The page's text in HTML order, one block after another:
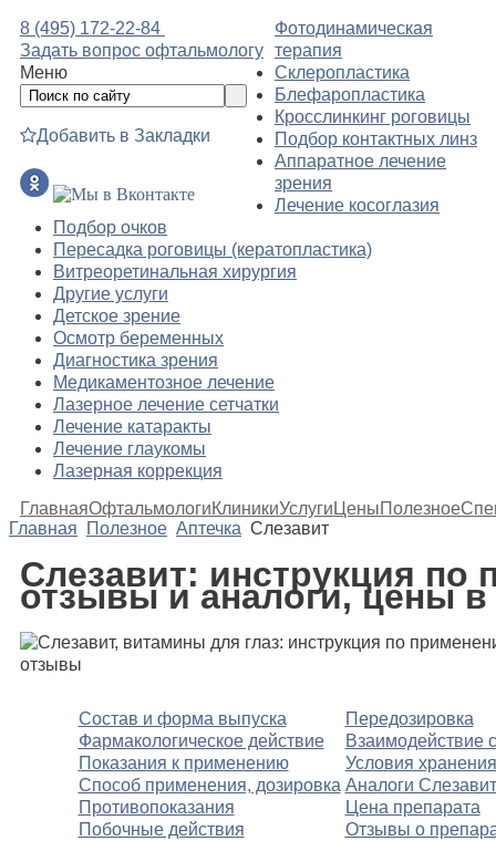
8 (495) 172-22-84
Задать вопрос офтальмологу
Меню
Добавить в Закладки
Фотодинамическая
терапия
Склеропластика
Блефаропластика
Кросслинкинг роговицы
Подбор контактных линз
Аппаратное лечение
зрения
Лечение косоглазия
Подбор очков
Пересадка роговицы (кератопластика)
Витреоретинальная хирургия
Другие услуги
Детское зрение
Осмотр беременных
Диагностика зрения
Медикаментозное лечение
Лазерное лечение сетчатки
Лечение катаракты
Лечение глаукомы
Лазерная коррекция
ГлавнаяОфтальмологиКлиникиУслуги ЦеныПолезное
Главная
Полезное Аптечка Слезавит
Слезавит: инструкция по
отзывы и аналоги, цены в
Состав и форма выпуска
Фармакологическое действие
Показания к применению
Способ применения, дозировка
Противопоказания
Побочные действия
Передозировка
Взаимодействие
Условия
Аналоги
Цена препарата
Отзывы о